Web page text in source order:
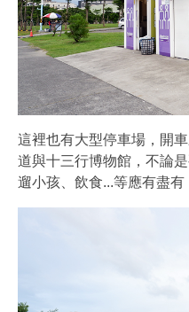
這裡也有大型停車場，開
道與十三行博物館，不論
遛小孩、飲食...等應有盡有